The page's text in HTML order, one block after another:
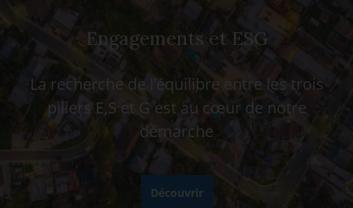
Engagements et ESG
La recherche de l’équilibre entre les trois
piliers E,S et G est au cœur de notre
démarche
Découvrir